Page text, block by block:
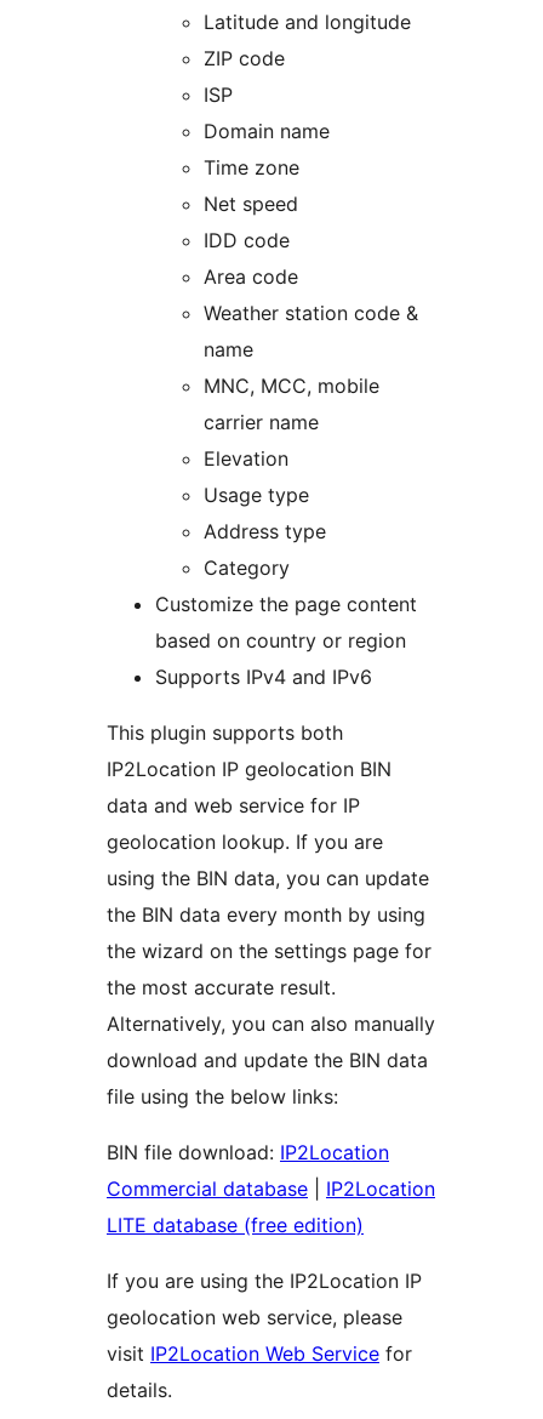
Latitude and longitude
ZIP code
ISP
Domain name
Time zone
Net speed
IDD code
Area code
Weather station code &
name
MNC, MCC, mobile
carrier name
Elevation
Usage type
Address type
Category
Customize the page content
based on country or region
Supports IPv4 and IPv6
This plugin supports both
IP2Location IP geolocation BIN
data and web service for IP
geolocation lookup. If you are
using the BIN data, you can update
the BIN data every month by using
the wizard on the settings page for
the most accurate result.
Alternatively, you can also manually
download and update the BIN data
file using the below links:
BIN file download: IP2Location
Commercial database
IP2Location
LITE database (free edition)
If you are using the IP2Location IP
geolocation web service, please
visit IP2Location Web Service for
details.